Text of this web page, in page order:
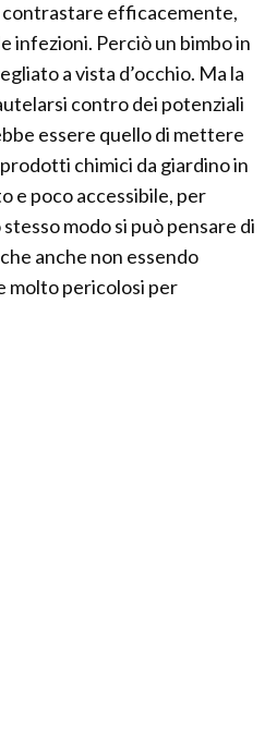
contrastare efficacemente,
infezioni. Perciò un bimbo in
a vista d’occhio. Ma la
contro dei potenziali
essere quello di mettere
chimici da giardino in
e poco accessibile, per
modo si può pensare di
anche non essendo
molto pericolosi per